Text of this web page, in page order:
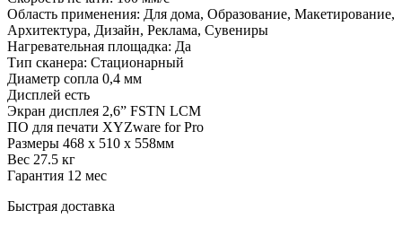
Область применения: Для дома, Образование, Макетирование,
Архитектура, Дизайн, Реклама, Сувениры
Нагревательная площадка: Да
Тип сканера: Стационарный
Диаметр сопла 0,4 мм
Дисплей есть
Экран дисплея 2,6” FSTN LCM
ПО для печати XYZware for Pro
Размеры 468 x 510 x 558мм
Вес 27.5 кг
Гарантия 12 мес
Быстрая доставка